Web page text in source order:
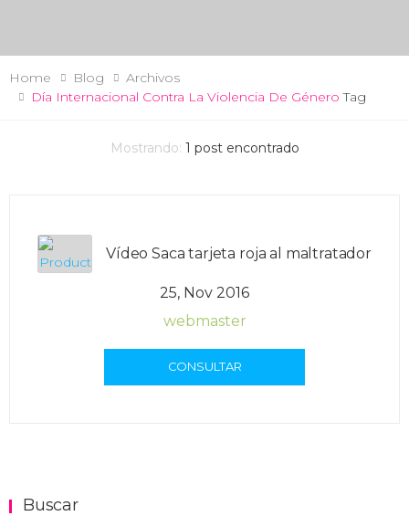
Home Blog
Archivos
Día Internacional Contra La Violencia De Género Tag
Mostrando: 1 post encontrado
Vídeo Saca tarjeta roja al maltratador
25, Nov 2016
webmaster
CONSULTAR
Buscar